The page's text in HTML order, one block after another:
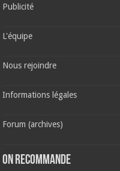
Publicité
L'équipe
Nous rejoindre
Informations légales
Forum (archives)
ON RECOMMANDE